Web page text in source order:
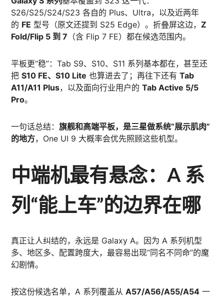
S26/S25/S24/S23 各自的 Plus、Ultra，以及近两年
的 FE 型号（原文还提到 S25 Edge）。折叠屏这边，Z
Fold/Flip 5 到 7 （含 Flip 7 FE）都在候选范围内。
平板更“稳”：Tab S9、S10、S11 系列基本都在，甚至还
把S10 FE、S10 Lite 也算进去了；再往下还有Tab
A11/A11 Plus，以及面向行业用户的Tab Active 5/5
Pro。
一句话总结：旗舰和高端平板，是三星做系统“展示肌肉”
的地方，One UI 9 大概率会优先照顾这些机型。
中端机最有悬念：A 系
列“能上车”的边界在哪
真正让人纠结的，永远是 Galaxy A。因为 A 系列机型
多、地区多、配置跨度大，最容易出现“同名不同命”的魔
幻剧情。
按这份候选名单，A 系列覆盖从A57/A56/A55/A54 一